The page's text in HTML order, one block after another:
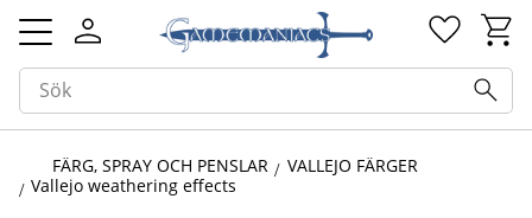
Meny
FÄRG, SPRAY OCH PENSLAR
VALLEJO FÄRGER
Vallejo weathering effects